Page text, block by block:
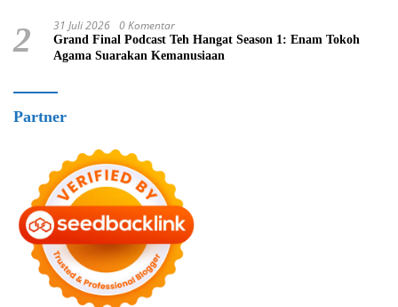
2 31 Juli 2026 0 Komentar
Grand Final Podcast Teh Hangat Season 1: Enam Tokoh
Agama Suarakan Kemanusiaan
Partner